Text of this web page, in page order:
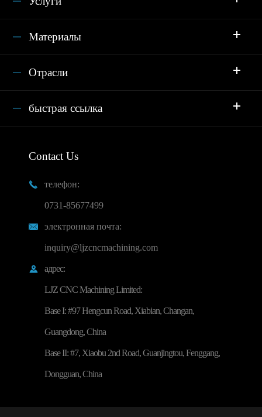
Материалы
Отрасли
быстрая ссылка
Contact Us

телефон:
0731-85677499

электронная почта:
inquiry@ljzcncmachining.com

адрес:
LJZ CNC Machining Limited:
Base I: #97 Hengcun Road, Xiabian, Changan,
Guangdong, China
Base II: #7, Xiaobu 2nd Road, Guanjingtou, Fenggang,
Dongguan, China